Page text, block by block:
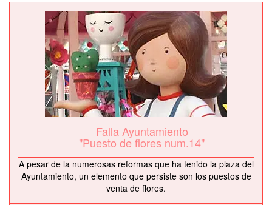
Falla Ayuntamiento
"Puesto de flores num.14"
A pesar de la numerosas reformas que ha tenido la plaza del
Ayuntamiento, un elemento que persiste son los puestos de
venta de flores.